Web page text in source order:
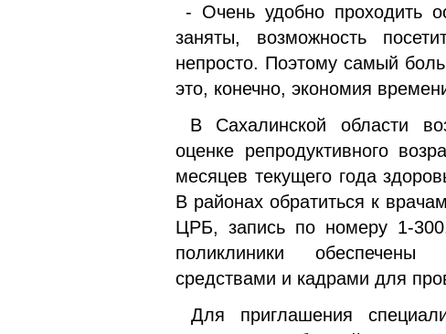
- Очень удобно проходить
заняты, возможность
непросто. Поэтому самый
это, конечно, экономия
В Сахалинской области
оценке репродуктивного
месяцев текущего года
В районах обратиться к
ЦРБ, запись по номеру 1-
поликлиники обеспечены
средствами и кадрами для
Для приглашения